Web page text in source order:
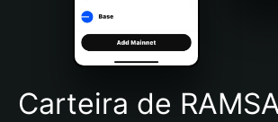
Português (Brasil)
Español (Argentina)
Carteira de